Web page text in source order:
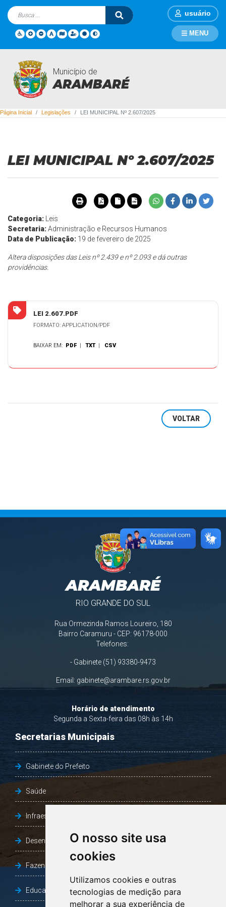
O nosso site usa
cookies
Utilizamos cookies e outras
tecnologias de medição para
melhorar a sua experiência de
usuário
Município de
ARAMBARÉ
MENU
Legislações
Página Inicial Legislações LEI MUNICIPAL Nº 2.607/2025
LEI MUNICIPAL Nº 2.607/2025
Categoria:
Leis
Secretaria:Administração e Recursos Humanos
Data de Publicação: 19 de fevereiro de 2025
Altera disposições das Leis nº 2.439 e nº 2.093 e dá outras
providências.
LEI 2.607.PDF
FORMATO: APPLICATION/PDF
BAIXAR EM: PDF |TXT | CSV
VOLTAR
ARAMBARÉ
RIO GRANDE DO SUL
Rua Ormezinda Ramos Loureiro, 180
Bairro Caramuru - CEP: 96178-000
Telefones:
- Gabinete (51) 93380-9473
Email: gabinete@arambare.rs.gov.br
Horário de atendimento
Segunda a Sexta-feira das 08h às 14h
Secretarias Municipais
Gabinete do Prefeito
Saúde
Infraestrutura, Agricultura e Meio Ambiente
Desenvolvimento Social
Fazenda e Desenvolvimento Econômico
Educação